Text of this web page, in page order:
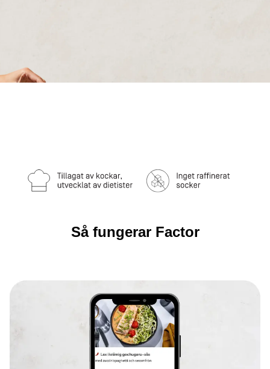
Så fungerar Factor